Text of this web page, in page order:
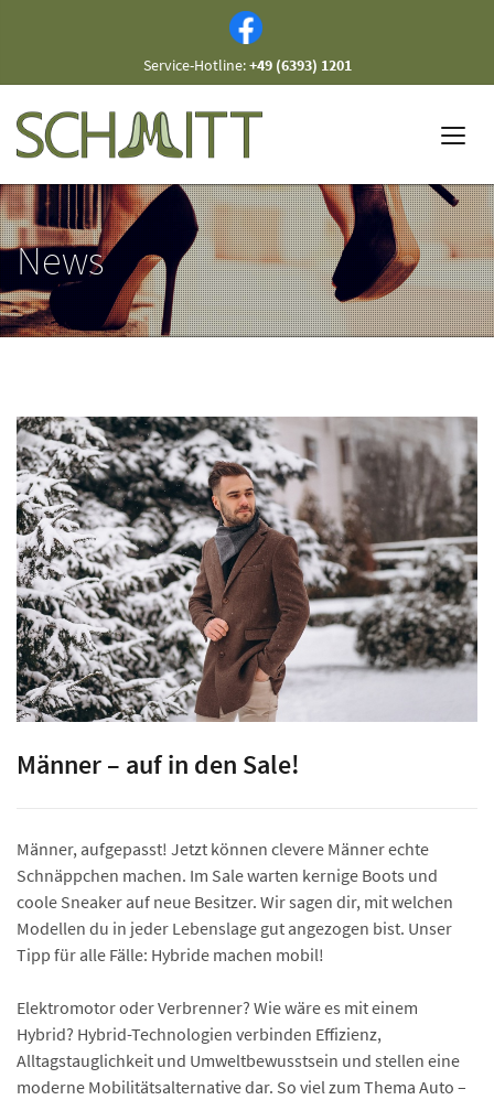
Service-Hotline:+49 (6393) 1201
News
Männer – auf in den Sale!
Männer, aufgepasst! Jetzt können clevere Männer echte
Schnäppchen machen. Im Sale warten kernige Boots und
coole Sneaker auf neue Besitzer. Wir sagen dir, mit welchen
Modellen du in jeder Lebenslage gut angezogen bist. Unser
Tipp für alle Fälle: Hybride machen mobil!
Elektromotor oder Verbrenner? Wie wäre es mit einem
Hybrid? Hybrid-Technologien verbinden Effizienz,
Alltagstauglichkeit und Umwelt­bewusstsein und stellen eine
moderne Mobilitäts­alternative dar. So viel zum Thema Auto –